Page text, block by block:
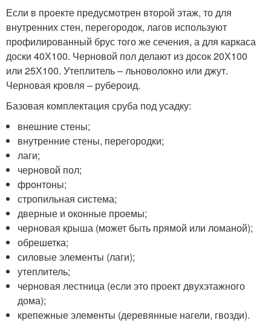
Если в проекте предусмотрен второй этаж, то для
внутренних стен, перегородок, лагов используют
профилированный брус того же сечения, а для каркаса
доски 40Х100. Черновой пол делают из досок 20Х100
или 25Х100. Утеплитель – льноволокно или джут.
Черновая кровля – рубероид.
Базовая комплектация сруба под усадку:
внешние стены;
внутренние стены, перегородки;
лаги;
черновой пол;
фронтоны;
стропильная система;
дверные и оконные проемы;
черновая крыша (может быть прямой или ломаной);
обрешетка;
силовые элементы (лаги);
утеплитель;
черновая лестница (если это проект двухэтажного
дома);
крепежные элементы (деревянные нагели, гвозди).